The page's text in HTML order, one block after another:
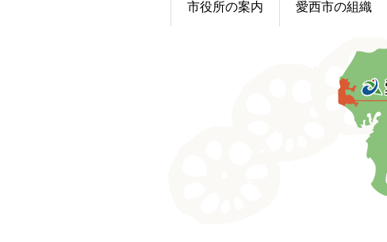
市役所の案内 愛西市の組織